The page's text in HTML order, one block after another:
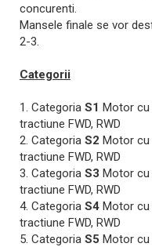
concurenti.
Mansele finale se vor
2-3.
Categorii
1. Categoria S1 Motor cu
tractiune FWD, RWD
2. Categoria S2 Motor cu
tractiune FWD, RWD
3. Categoria S3 Motor cu
tractiune FWD, RWD
4. Categoria S4 Motor cu
tractiune FWD, RWD
5. Categoria S5 Motor cu